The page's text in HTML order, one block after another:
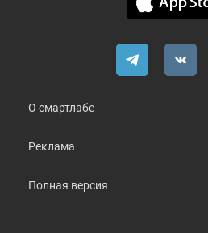
О смартлабе
Реклама
Полная версия